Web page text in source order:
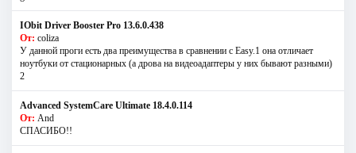
IObit Driver Booster Pro 13.6.0.438
От: coliza
У данной проги есть два преимущества в сравнении с Easy.1 она отличает
ноутбуки от стационарных (а дрова на видеоадаптеры у них бывают разными)
2
Advanced SystemCare Ultimate 18.4.0.114
От: And
СПАСИБО!!